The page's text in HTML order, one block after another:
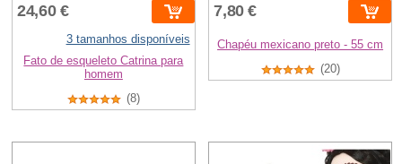
24,60 €
3 tamanhos disponíveis
Fato de esqueleto Catrina para
homem
(8)
7,80 €
Chapéu mexicano preto - 55 cm
(20)